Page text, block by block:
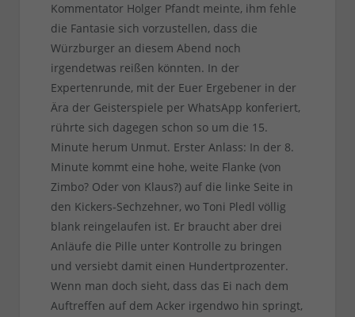
Kommentator Holger Pfandt meinte, ihm fehle
die Fantasie sich vorzustellen, dass die
Würzburger an diesem Abend noch
irgendetwas reißen könnten. In der
Expertenrunde, mit der Euer Ergebener in der
Ära der Geisterspiele per WhatsApp konferiert,
rührte sich dagegen schon so um die 15.
Minute herum Unmut. Erster Anlass: In der 8.
Minute kommt eine hohe, weite Flanke (von
Zimbo? Oder von Klaus?) auf die linke Seite in
den Kickers-Sechzehner, wo Toni Pledl völlig
blank reingelaufen ist. Er braucht aber drei
Anläufe die Pille unter Kontrolle zu bringen
und versiebt damit einen Hundertprozenter.
Wenn man doch sieht, dass das Ei nach dem
Auftreffen auf dem Acker irgendwo hin springt,